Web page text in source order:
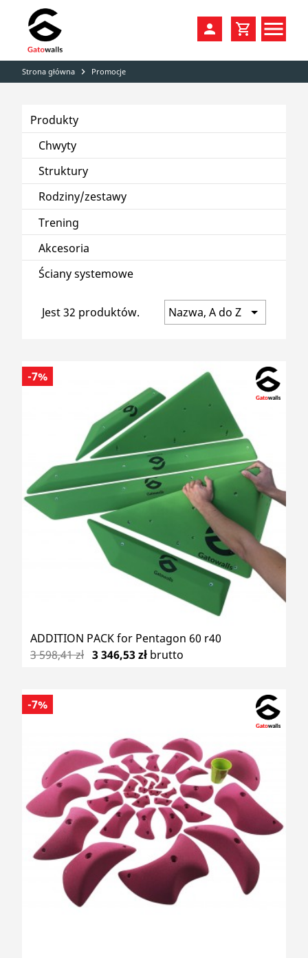
PRODUKTY
STRUKTURY
RODZINY / ZESTAWY
ŚCIANKI DOMOWE DIY
TRENING
AKCESORIA
DYSTRYBUCJA
KOLORY
KATALOGI
KONTAKT
search
Strona główna navigate_next Promocje
Produkty
Chwyty
Struktury
Rodziny/zestawy
Trening
Akcesoria
Ściany systemowe
Jest 32 produktów.
ADDITION PACK for Pentagon 60 r40
3 598,41 zł 3 346,53 zł brutto
-7%
-7%